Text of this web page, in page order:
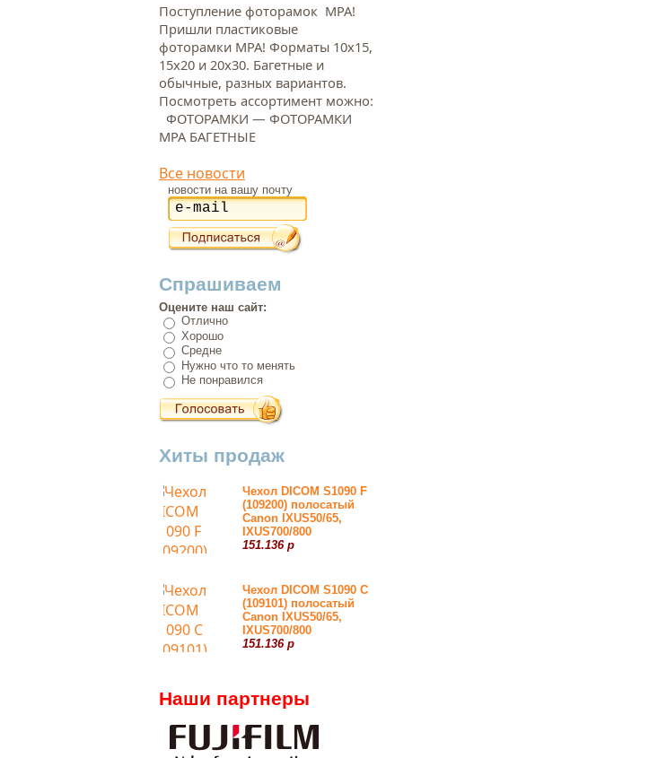
Поступление фоторамок МРА!
Пришли пластиковые
фоторамки МРА! Форматы 10х15,
15х20 и 20х30. Багетные и
обычные, разных вариантов.
Посмотреть ассортимент можно:
ФОТОРАМКИ — ФОТОРАМКИ
МРА БАГЕТНЫЕ
Все новости
новости на вашу почту
Спрашиваем
Оцените наш сайт:
Отлично
Хорошо
Средне
Нужно что то менять
Не понравился
Хиты продаж
Чехол DICOM S1090 F
(109200) полосатый
Canon IXUS50/65,
IXUS700/800
151.136 р
Чехол DICOM S1090 С
(109101) полосатый
Canon IXUS50/65,
IXUS700/800
151.136 р
Наши партнеры